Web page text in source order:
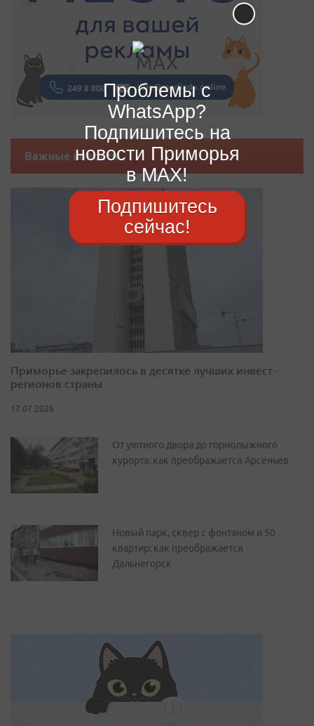
Важные новости
Приморье закрепилось в десятке лучших инвест-
регионов страны
17.07.2026
От уютного двора до горнолыжного
курорта: как преображается Арсеньев
Новый парк, сквер с фонтаном и 50
квартир: как преображается
Дальнегорск
Проблемы с
WhatsApp?
Подпишитесь на
новости Приморья
в MAX!
Подпишитесь
сейчас!